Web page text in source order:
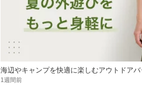
海辺やキャンプを快適に楽しむアウトドア
1週間前